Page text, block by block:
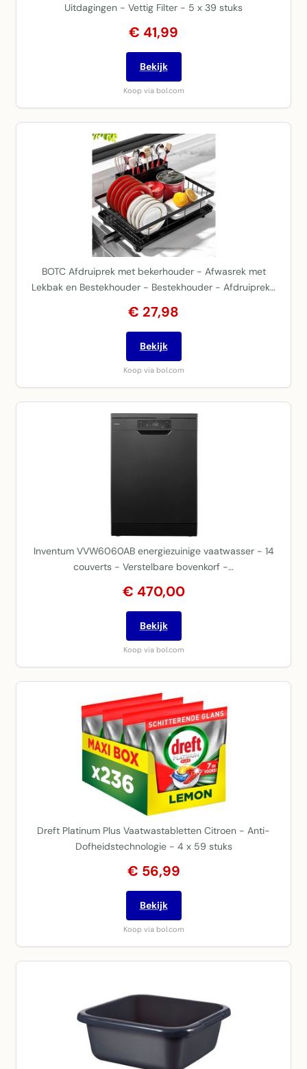
Uitdagingen - Vettig Filter - 5 x 39 stuks
€ 41,99
Bekijk
Koop via bol.com
BOTC Afdruiprek met bekerhouder - Afwasrek met
Lekbak en Bestekhouder - Bestekhouder - Afdruiprek…
€ 27,98
Bekijk
Koop via bol.com
Inventum VVW6060AB energiezuinige vaatwasser - 14
couverts - Verstelbare bovenkorf -…
€ 470,00
Bekijk
Koop via bol.com
Dreft Platinum Plus Vaatwastabletten Citroen - Anti-
Dofheidstechnologie - 4 x 59 stuks
€ 56,99
Bekijk
Koop via bol.com